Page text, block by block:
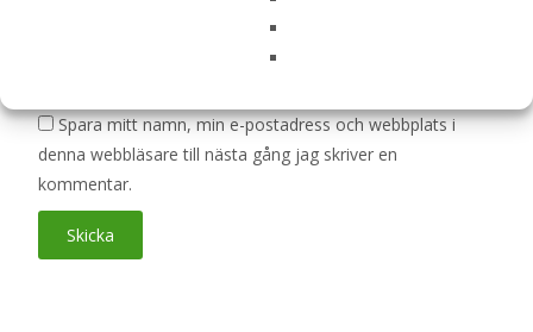
Spara mitt namn, min e-postadress och webbplats i
denna webbläsare till nästa gång jag skriver en
kommentar.